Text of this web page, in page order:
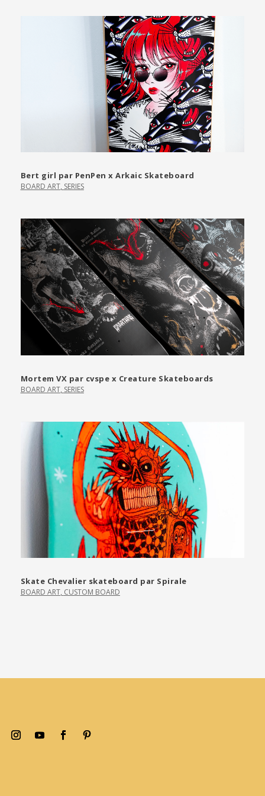
Bert girl par PenPen x Arkaic Skateboard
BOARD ART, SERIES
Mortem VX par cvspe x Creature Skateboards
BOARD ART, SERIES
Skate Chevalier skateboard par Spirale
BOARD ART, CUSTOM BOARD